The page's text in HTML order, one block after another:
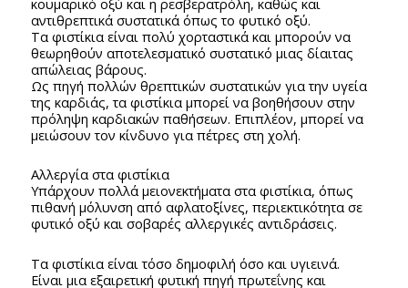
αντιθρεπτικά συστατικά όπως το φυτικό οξύ.
Τα φιστίκια είναι πολύ χορταστικά και μπορούν να
θεωρηθούν αποτελεσματικό συστατικό μιας δίαιτας
απώλειας βάρους.
Ως πηγή πολλών θρεπτικών συστατικών για την υγεία
της καρδιάς, τα φιστίκια μπορεί να βοηθήσουν στην
πρόληψη καρδιακών παθήσεων. Επιπλέον, μπορεί να
μειώσουν τον κίνδυνο για πέτρες στη χολή.
Αλλεργία στα φιστίκια
Υπάρχουν πολλά μειονεκτήματα στα φιστίκια, όπως
πιθανή μόλυνση από αφλατοξίνες, περιεκτικότητα σε
φυτικό οξύ και σοβαρές αλλεργικές αντιδράσεις.
Τα φιστίκια είναι τόσο δημοφιλή όσο και υγιεινά.
Είναι μια εξαιρετική φυτική πηγή πρωτεΐνης και